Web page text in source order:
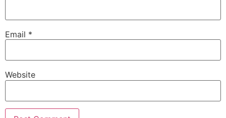
Email *
Website